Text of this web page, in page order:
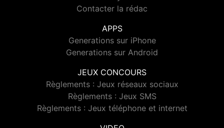
Contacter la rédac
APPS
Generations sur iPhone
Generations sur Android
JEUX CONCOURS
Règlements : Jeux réseaux sociaux
Règlements : Jeux SMS
Règlements : Jeux téléphone et internet